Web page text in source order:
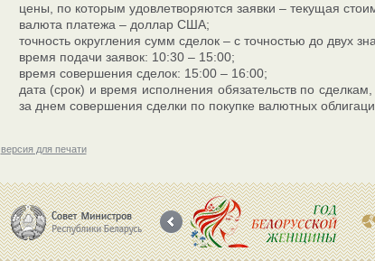
цены, по которым удовлетворяются заявки – текущая
валюта платежа – доллар США;
точность округления сумм сделок – с точностью до двух
время подачи заявок: 10:30 – 15:00;
время совершения сделок: 15:00 – 16:00;
дата (срок) и время исполнения обязательств по
за днем совершения сделки по покупке валютных
версия для печати